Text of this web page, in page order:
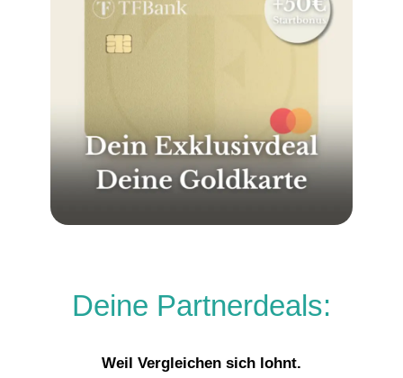
Deine Partnerdeals:
Weil Vergleichen sich lohnt.